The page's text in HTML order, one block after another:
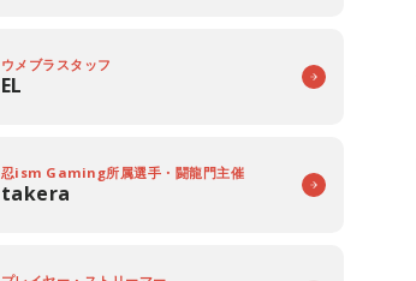
ウメブラスタッフ
EL
忍ism Gaming所属選手・闘龍門主催
takera